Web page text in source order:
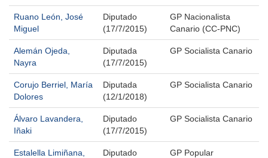
Ruano León, José
Miguel
Diputado
(17/7/2015)
GP Nacionalista
Canario (CC-PNC)
Alemán Ojeda,
Nayra
Diputada
(17/7/2015)
GP Socialista Canario
Corujo Berriel, María
Dolores
Diputada
(12/1/2018)
GP Socialista Canario
Álvaro Lavandera,
Iñaki
Diputado
(17/7/2015)
GP Socialista Canario
Estalella Limiñana,
Diputado
GP Popular